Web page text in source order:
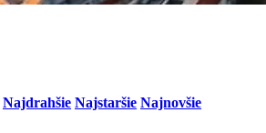
Najdrahšie Najstaršie Najnovšie